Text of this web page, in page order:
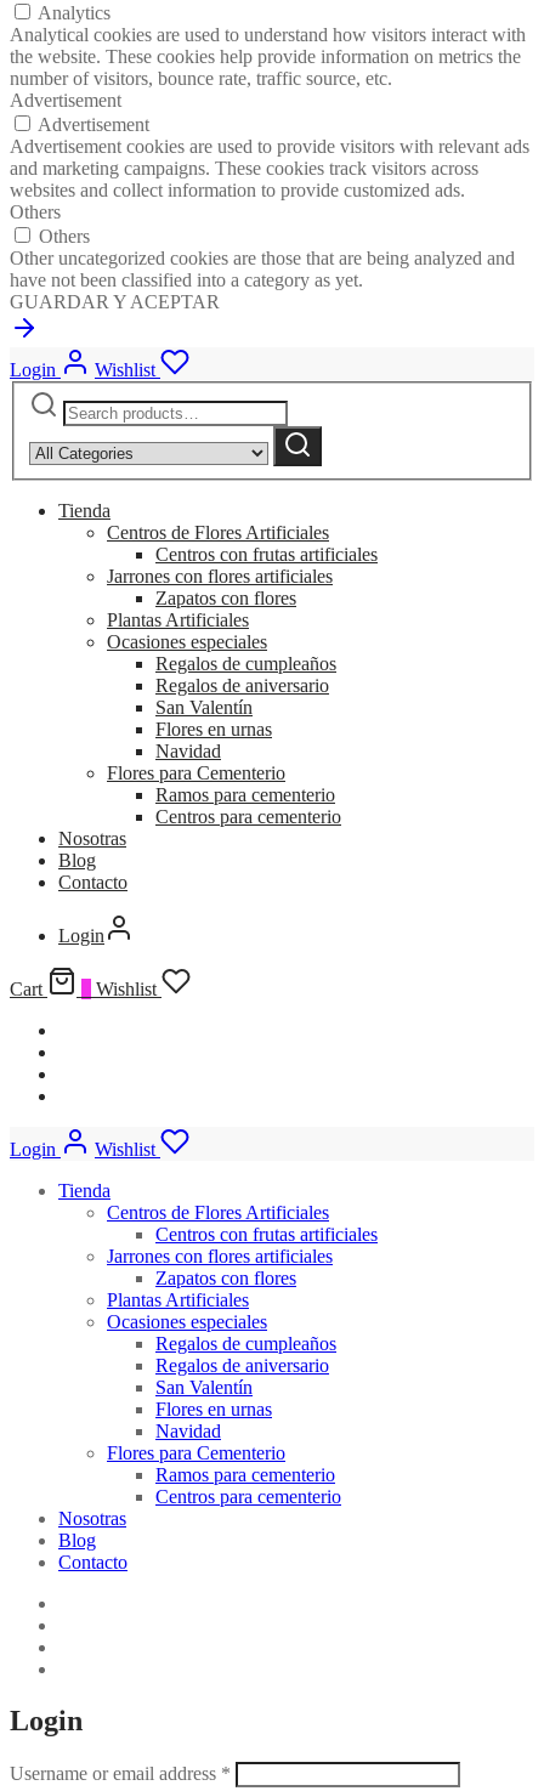
Analytics
Analytical cookies are used to understand how visitors interact with
the website. These cookies help provide information on metrics the
number of visitors, bounce rate, traffic source, etc.
Advertisement
Advertisement
Advertisement cookies are used to provide visitors with relevant ads
and marketing campaigns. These cookies track visitors across
websites and collect information to provide customized ads.
Others
Others
Other uncategorized cookies are those that are being analyzed and
have not been classified into a category as yet.
GUARDAR Y ACEPTAR
Login
Wishlist
Search
for:
category:
Search
Tienda
Centros de Flores Artificiales
Centros con frutas artificiales
Jarrones con flores artificiales
Zapatos con flores
Plantas Artificiales
Ocasiones especiales
Regalos de cumpleaños
Regalos de aniversario
San Valentín
Flores en urnas
Navidad
Flores para Cementerio
Ramos para cementerio
Centros para cementerio
Nosotras
Blog
Contacto
Login
Cart Wishlist
Login
Wishlist
Tienda
Centros de Flores Artificiales
Centros con frutas artificiales
Jarrones con flores artificiales
Zapatos con flores
Plantas Artificiales
Ocasiones especiales
Regalos de cumpleaños
Regalos de aniversario
San Valentín
Flores en urnas
Navidad
Flores para Cementerio
Ramos para cementerio
Centros para cementerio
Nosotras
Blog
Contacto
Login
Username or email address *